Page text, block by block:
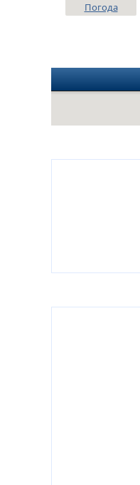
Погода